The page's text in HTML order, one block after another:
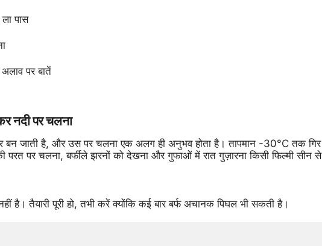
पास
पर बातें
नदी पर चलना
बन जाती है, और उस पर चलना एक अलग ही अनुभव होता है। तापमान -30°C तक गिर
परत पर चलना, बर्फीले झरनों को देखना और गुफाओं में रात गुज़ारना किसी फिल्मी सीन से
है। तैयारी पूरी हो, तभी करें क्योंकि कई बार बर्फ अचानक पिघल भी सकती है।